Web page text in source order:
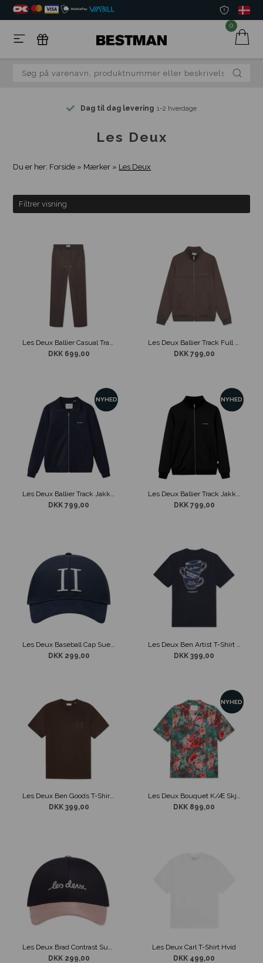
0
Dag til dag levering 1-2 hverdage
Les Deux
Du er her: Forside » Mærker » Les Deux
Filtrer visning
Les Deux Ballier Casual Track Sweatpants Mørke Brun
DKK 699,00
Les Deux Ballier Track Full Zip Sweatshirt Mørke Brun
DKK 799,00
NYHED
DKK 799,00
NYHED
DKK 799,00
Les Deux Baseball Cap Suede Navy/Hvid
DKK 299,00
Les Deux Ben Artist T-Shirt Mørkeblå
DKK 399,00
Les Deux Ben Goods T-Shirt Brun
DKK 399,00
NYHED
Les Deux Bouquet K/Æ Skjorte Blomsterfarvet
DKK 899,00
DKK 299,00
Les Deux Carl T-Shirt Hvid
DKK 499,00